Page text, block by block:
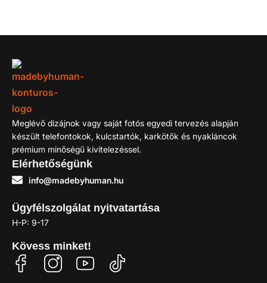
Meglévő dizájnok vagy saját fotós egyedi tervezés alapján
készült telefontokok, kulcstartók, karkötők és nyakláncok
prémium minőségű kivitelezéssel.
Elérhetőségünk
info@madebyhuman.hu
Ügyfélszolgálat nyitvatartása
H-P: 9-17
Kövess minket!